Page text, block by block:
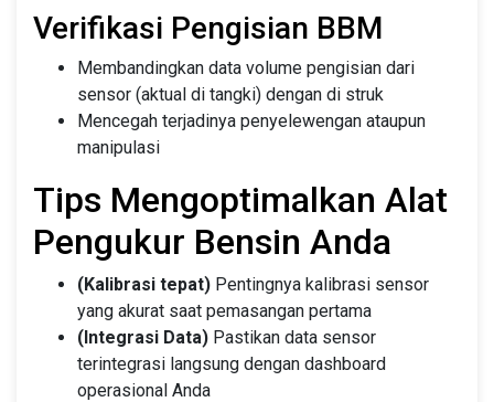
Verifikasi Pengisian BBM
Membandingkan data volume pengisian dari
sensor (aktual di tangki) dengan di struk
Mencegah terjadinya penyelewengan ataupun
manipulasi
Tips Mengoptimalkan Alat
Pengukur Bensin Anda
(Kalibrasi tepat) Pentingnya kalibrasi sensor
yang akurat saat pemasangan pertama
(Integrasi Data) Pastikan data sensor
terintegrasi langsung dengan dashboard
operasional Anda